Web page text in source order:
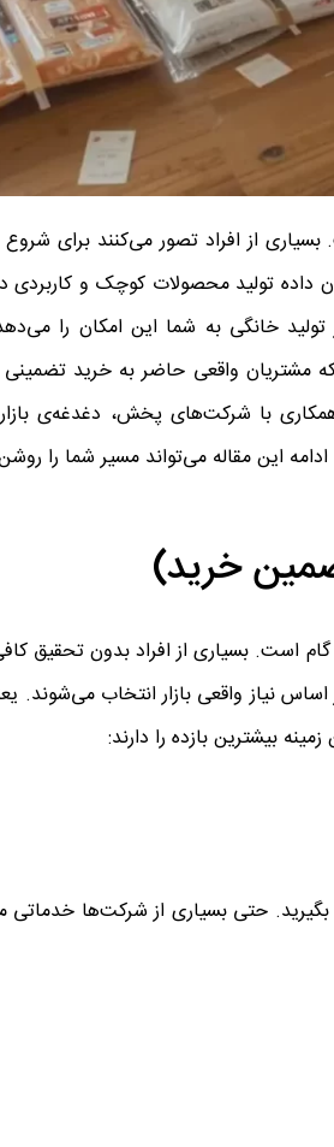
بسیاری از افراد تصور می‌کنند برای
تولید محصولات کوچک و کاربردی در
خانگی به شما این امکان را می‌دهد
مشتریان واقعی حاضر به خرید
همکاری با شرکت‌های پخش، دغدغه‌ی
این مقاله می‌تواند مسیر شما را
خرید)
است. بسیاری از افراد بدون تحقیق
اساس نیاز واقعی بازار انتخاب می‌شوند.
بیشترین بازده را دارند:
حتی بسیاری از شرکت‌ها خدماتی